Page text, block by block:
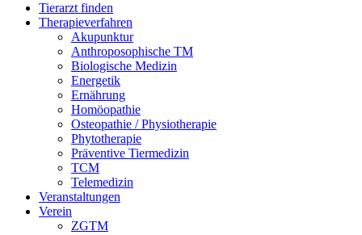
Tierarzt finden
Therapieverfahren
Akupunktur
Anthroposophische TM
Biologische Medizin
Energetik
Ernährung
Homöopathie
Osteopathie / Physiotherapie
Phytotherapie
Präventive Tiermedizin
TCM
Telemedizin
Veranstaltungen
Verein
ZGTM